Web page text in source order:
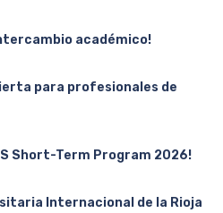
académico!
para profesionales de
Short-Term Program 2026!
Internacional de la Rioja